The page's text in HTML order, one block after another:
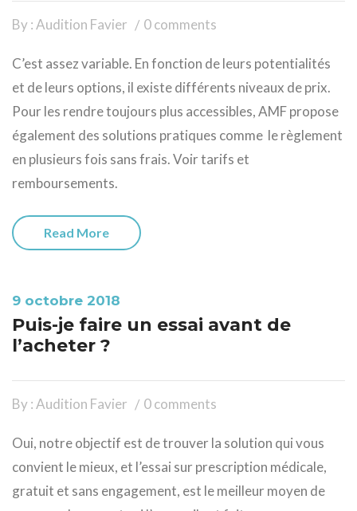
By : Audition Favier 0 comments
C’est assez variable. En fonction de leurs potentialités
et de leurs options, il existe différents niveaux de prix.
Pour les rendre toujours plus accessibles, AMF propose
également des solutions pratiques comme le règlement
en plusieurs fois sans frais. Voir tarifs et
remboursements.
Read More
9 octobre 2018
Puis-je faire un essai avant de
l’acheter ?
By : Audition Favier 0 comments
Oui, notre objectif est de trouver la solution qui vous
convient le mieux, et l’essai sur prescription médicale,
gratuit et sans engagement, est le meilleur moyen de